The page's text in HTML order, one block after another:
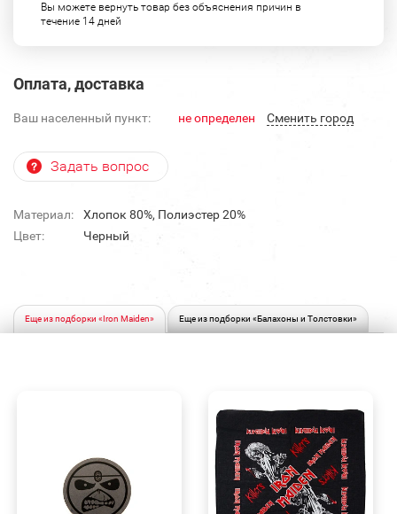
Вы можете вернуть товар без объяснения причин в
течение 14 дней
Оплата, доставка
Ваш населенный пункт: не определен Cменить город
Задать вопрос
Материал:
Хлопок 80%, Полиэстер 20%
Цвет:
Черный
Еще из подборки «Iron Maiden» Еще из подборки «Балахоны и Толстовки»